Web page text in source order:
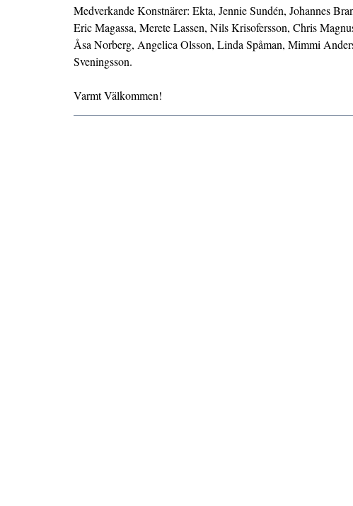
Medverkande Konstnärer: Ekta, Jennie Sundén, Johannes
Eric Magassa, Merete Lassen, Nils Krisofersson, Chris
Åsa Norberg, Angelica Olsson, Linda Spåman, Mimmi
Sveningsson.
Varmt Välkommen!